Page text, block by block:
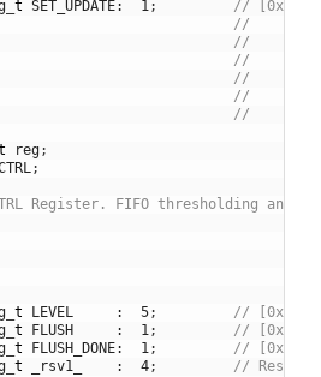
t SET_UPDATE: 1;
// [0x00]
//
//
//
//
//
//
reg;
;
Register. FIFO thresholding and
t LEVEL : 5;
// [0x00]
t FLUSH : 1;
// [0x00]
t FLUSH_DONE: 1;
// [0x00]
t _rsv1_ : 4;
//